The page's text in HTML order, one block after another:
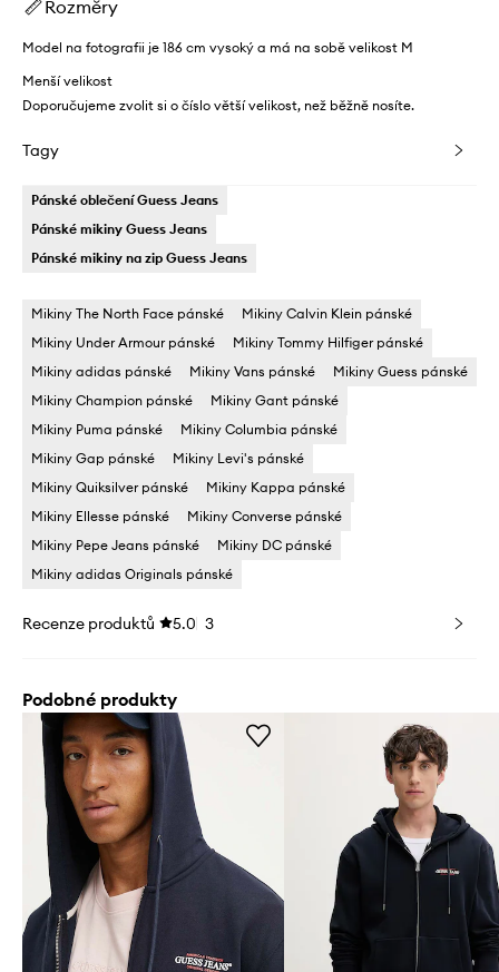
Rozměry
Model na fotografii je 186 cm vysoký a má na sobě velikost M
Menší velikost
Doporučujeme zvolit si o číslo větší velikost, než běžně nosíte.
Tagy
Pánské oblečení Guess Jeans
Pánské mikiny Guess Jeans
Pánské mikiny na zip Guess Jeans
Mikiny The North Face pánské
Mikiny Calvin Klein pánské
Mikiny Under Armour pánské
Mikiny Tommy Hilfiger pánské
Mikiny adidas pánské
Mikiny Vans pánské
Mikiny Guess pánské
Mikiny Champion pánské
Mikiny Gant pánské
Mikiny Puma pánské
Mikiny Columbia pánské
Mikiny Gap pánské
Mikiny Levi's pánské
Mikiny Quiksilver pánské
Mikiny Kappa pánské
Mikiny Ellesse pánské
Mikiny Converse pánské
Mikiny Pepe Jeans pánské
Mikiny DC pánské
Mikiny adidas Originals pánské
Recenze produktů 5.0 3
Podobné produkty